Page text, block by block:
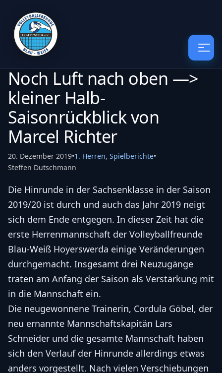
Noch Luft nach oben —>
kleiner Halb-
Saisonrückblick von
Marcel Richter
20. Dezember 2019•1. Herren, Spielberichte•
Steffen Dutschmann
Die Hinrunde in der Sachsenklasse in der Saison
2019/20 ist durch und auch das Jahr 2019 neigt
sich dem Ende entgegen. In dieser Zeit hat die
erste Herrenmannschaft der Volleyballfreunde
Blau-Weiß Hoyerswerda einige Veränderungen
durchgemacht. Insgesamt drei Neuzugänge
traten am Anfang der Saison als Verstärkung mit
in die Mannschaft ein.
Die neugewonnene Trainerin, Cordula Göbel, der
neu ernannte Mannschaftskapitän Lars
Schneider und die gesamte Mannschaft haben
sich den Verlauf der Hinrunde allerdings etwas
anders vorgestellt. Nach vielen Verschiebungen